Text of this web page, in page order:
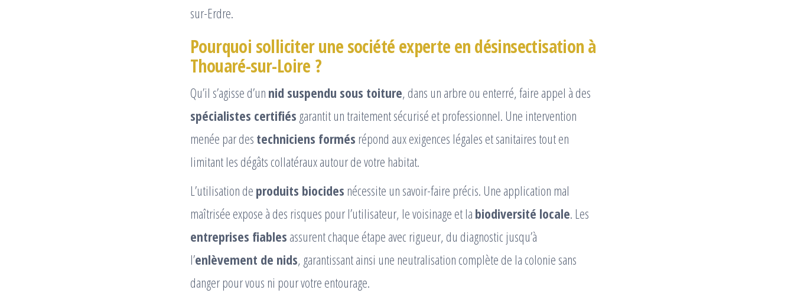
sur-Erdre.
Pourquoi solliciter une société experte en désinsectisation à
Thouaré-sur-Loire ?
Qu’il s’agisse d’un nid suspendu sous toiture, dans un arbre ou enterré, faire appel à des
spécialistes certifiés garantit un traitement sécurisé et professionnel. Une intervention
menée par des techniciens formés répond aux exigences légales et sanitaires tout en
limitant les dégâts collatéraux autour de votre habitat.
L’utilisation de produits biocides nécessite un savoir-faire précis. Une application mal
maîtrisée expose à des risques pour l’utilisateur, le voisinage et la biodiversité locale. Les
entreprises fiables assurent chaque étape avec rigueur, du diagnostic jusqu’à
l’enlèvement de nids, garantissant ainsi une neutralisation complète de la colonie sans
danger pour vous ni pour votre entourage.